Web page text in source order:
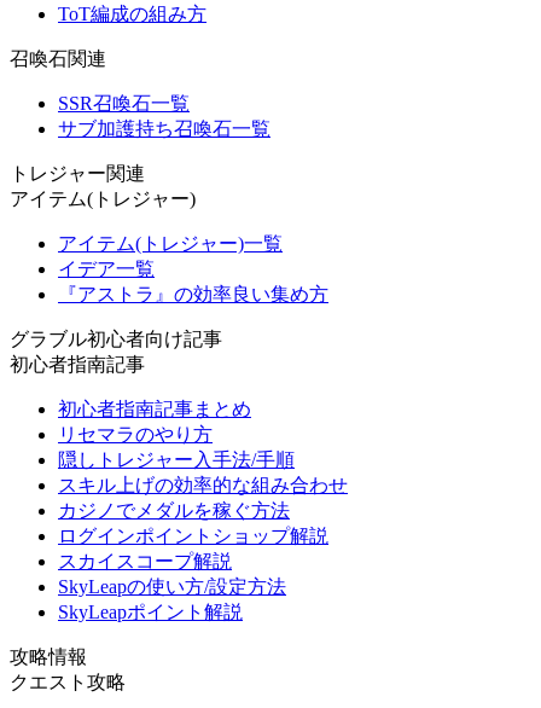
ToT編成の組み方
召喚石関連
SSR召喚石一覧
サブ加護持ち召喚石一覧
トレジャー関連
アイテム(トレジャー)
アイテム(トレジャー)一覧
イデア一覧
『アストラ』の効率良い集め方
グラブル初心者向け記事
初心者指南記事
初心者指南記事まとめ
リセマラのやり方
隠しトレジャー入手法/手順
スキル上げの効率的な組み合わせ
カジノでメダルを稼ぐ方法
ログインポイントショップ解説
スカイスコープ解説
SkyLeapの使い方/設定方法
SkyLeapポイント解説
攻略情報
クエスト攻略